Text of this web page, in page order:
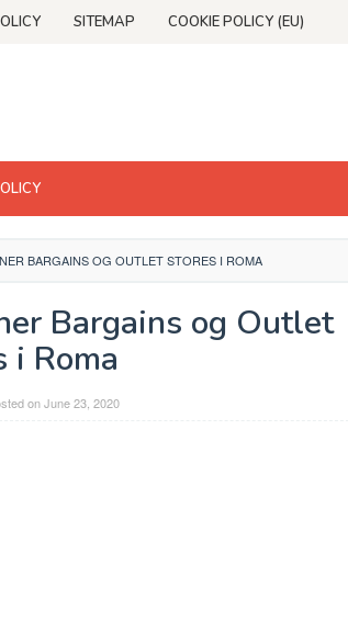
SITEMAP COOKIE POLICY (EU)
BARGAINS OG OUTLET STORES I ROMA
Bargains og Outlet
i Roma
onJune 23, 2020